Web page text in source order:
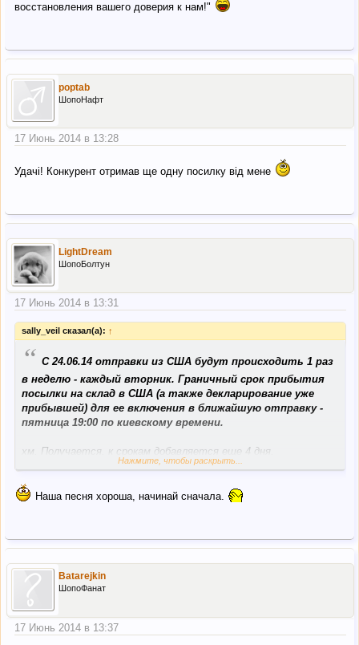
восстановления вашего доверия к нам!"
poptab
ШопоНафт
17 Июнь 2014 в 13:28
Удачі! Конкурент отримав ще одну посилку від мене
LightDream
ШопоБолтун
17 Июнь 2014 в 13:31
sally_veil сказал(а): ↑
“ С 24.06.14 отправки из США будут происходить 1 раз
в неделю - каждый вторник. Граничный срок прибытия
посылки на склад в США (а также декларирование уже
прибывшей) для ее включения в ближайшую отправку -
пятница 19:00 по киевскому времени.
хм. Получается, к срокам добавляется еще 4 дня.
вряд ли это можно назвать улучшением работы.
Нажмите, чтобы раскрыть...
Наша песня хороша, начинай сначала.
Batarejkin
ШопоФанат
17 Июнь 2014 в 13:37